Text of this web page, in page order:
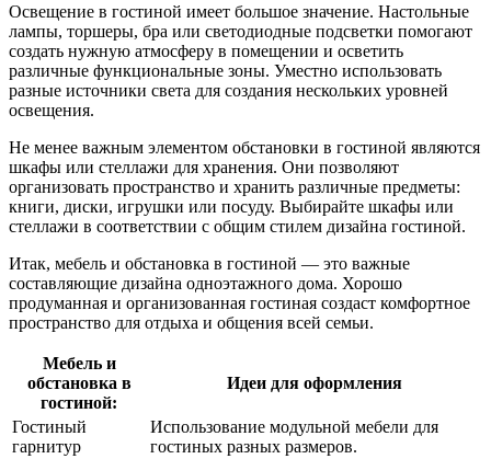
Освещение в гостиной имеет большое значение. Настольные
лампы, торшеры, бра или светодиодные подсветки помогают
создать нужную атмосферу в помещении и осветить
различные функциональные зоны. Уместно использовать
разные источники света для создания нескольких уровней
освещения.
Не менее важным элементом обстановки в гостиной являются
шкафы или стеллажи для хранения. Они позволяют
организовать пространство и хранить различные предметы:
книги, диски, игрушки или посуду. Выбирайте шкафы или
стеллажи в соответствии с общим стилем дизайна гостиной.
Итак, мебель и обстановка в гостиной — это важные
составляющие дизайна одноэтажного дома. Хорошо
продуманная и организованная гостиная создаст комфортное
пространство для отдыха и общения всей семьи.
Мебель и
обстановка в
гостиной:
Идеи для оформления
Гостиный
гарнитур
Использование модульной мебели для
гостиных разных размеров.